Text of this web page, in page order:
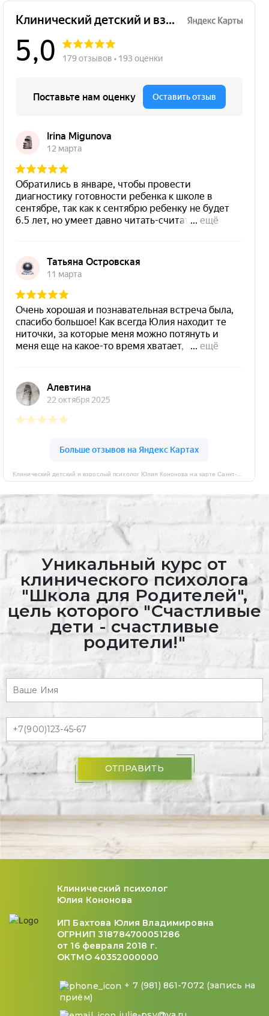
Клинический детский и взрослый психолог Юлия Кононова на карте Санкт‑Петербурга — Яндекс Карты
Уникальный курс от
клинического психолога
"Школа для Родителей",
цель которого "Счастливые
дети - счастливые
родители!"
ОТПРАВИТЬ
Клинический психолог
Юлия Кононова
ИП Бахтова Юлия Владимировна
ОГРНИП 318784700051286
от 16 февраля 2018 г.
ОКТМО 40352000000
+ 7 (981) 861-7072 (запись на
приём)